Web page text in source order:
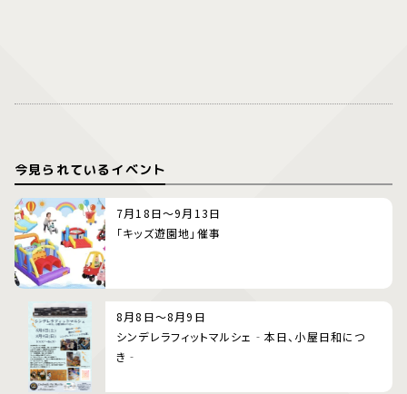
今見られているイベント
7月18日～9月13日
「キッズ遊園地」催事
8月8日～8月9日
シンデレラフィットマルシェ‐本日、小屋日和につ
き‐